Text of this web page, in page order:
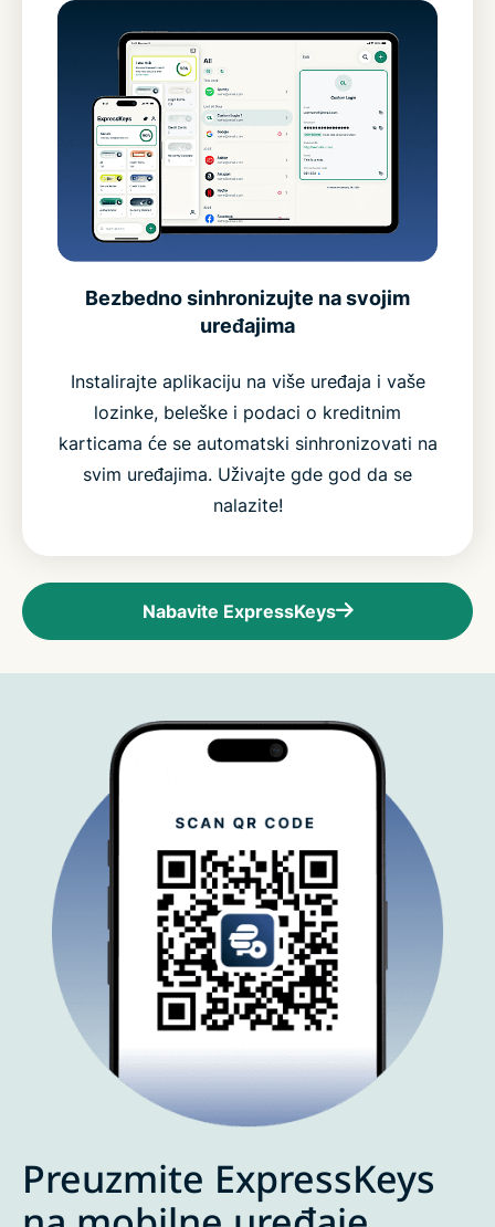
Bezbedno sinhronizujte na svojim
uređajima
Instalirajte aplikaciju na više uređaja i vaše
lozinke, beleške i podaci o kreditnim
karticama će se automatski sinhronizovati na
svim uređajima. Uživajte gde god da se
nalazite!
Nabavite ExpressKeys
Preuzmite ExpressKeys